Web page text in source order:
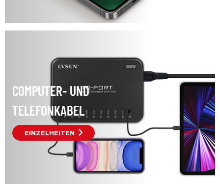
COMPUTER- UND
TELEFONKABEL
EINZELHEITEN